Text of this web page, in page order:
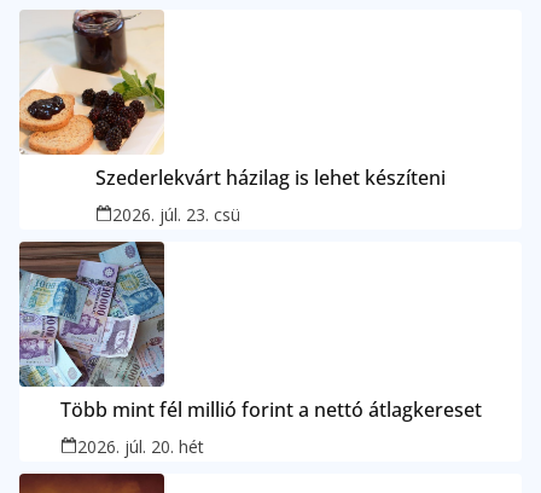
Szederlekvárt házilag is lehet készíteni
2026. júl. 23. csü
Több mint fél millió forint a nettó átlagkereset
2026. júl. 20. hét